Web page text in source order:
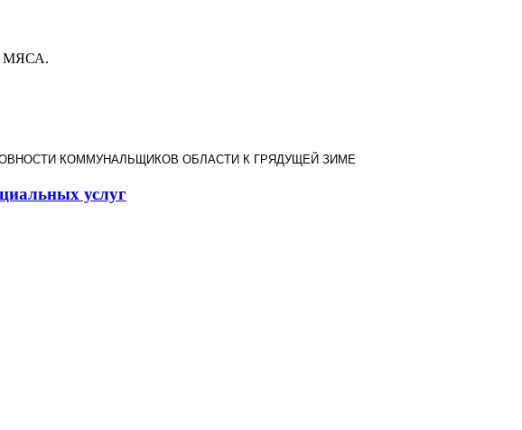
МЯСА.
КОММУНАЛЬЩИКОВ ОБЛАСТИ К ГРЯДУЩЕЙ ЗИМЕ
услуг